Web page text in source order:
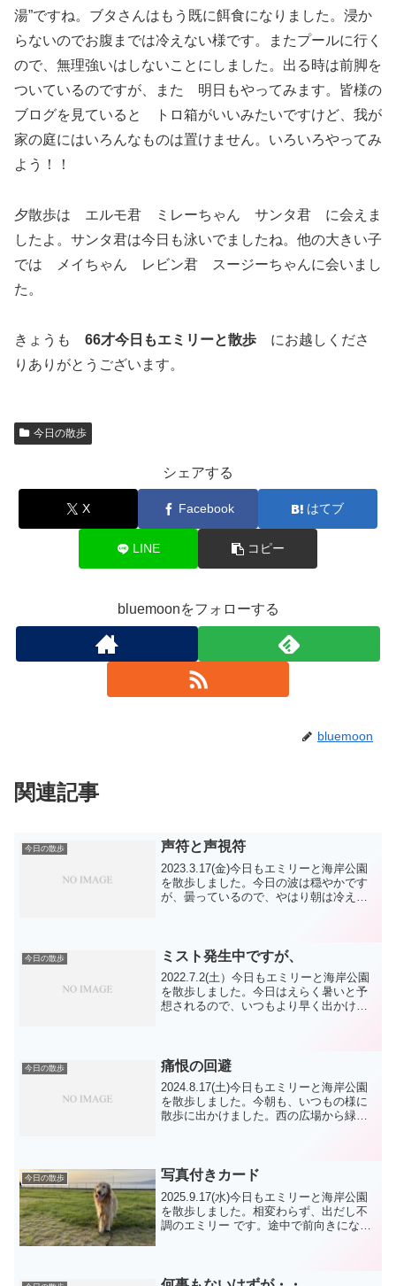
湯”ですね。ブタさんはもう既に餌食になりました。浸か
らないのでお腹までは冷えない様です。またプールに行く
ので、無理強いはしないことにしました。出る時は前脚を
ついているのですが、また 明日もやってみます。皆様の
ブログを見ていると トロ箱がいいみたいですけど、我が
家の庭にはいろんなものは置けません。いろいろやってみ
よう！！
夕散歩は エルモ君 ミレーちゃん サンタ君 に会えま
したよ。サンタ君は今日も泳いでましたね。他の大きい子
では メイちゃん レビン君 スージーちゃんに会いまし
た。
きょうも 66才今日もエミリーと散歩 にお越しくださ
りありがとうございます。
今日の散歩
シェアする
X Facebook はてブ
LINE コピー
bluemoonをフォローする
bluemoon
関連記事
今日の散歩 声符と声視符
2023.3.17(金)今日もエミリーと海岸公園
を散歩しました。今日の波は穏やかです
が、曇っているので、やはり朝は冷えま
日は挨拶で...
今日の散歩 ミスト発生中ですが、
2022.7.2(土）今日もエミリーと海岸公園
を散歩しました。今日はえらく暑いと予
想されるので、いつもより早く出かけま
も いつもの広...
今日の散歩 痛恨の回避
2024.8.17(土)今日もエミリーと海岸公園
を散歩しました。今朝も、いつもの様に
散歩に出かけました。西の広場から緑地
を決めました...
今日の散歩 写真付きカード
2025.9.17(水)今日もエミリーと海岸公園
を散歩しました。相変わらず、出だし不
調のエミリー です。途中で前向きになる
は、ラッキ...